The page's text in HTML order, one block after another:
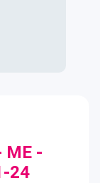
ME -
24